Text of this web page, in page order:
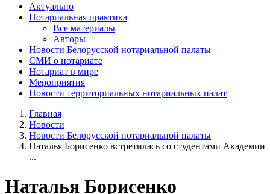
Актуально
Нотариальная практика
Все материалы
Авторы
Новости Белорусской нотариальной палаты
СМИ о нотариате
Нотариат в мире
Мероприятия
Новости территориальных нотариальных палат
Главная
Новости
Новости Белорусской нотариальной палаты
Наталья Борисенко встретилась со студентами Академии
...
Наталья Борисенко